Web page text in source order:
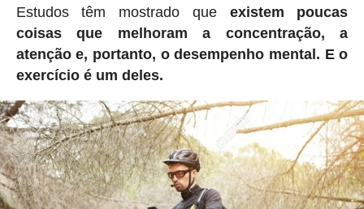
Estudos têm mostrado que existem poucas
coisas que melhoram a concentração, a
atenção e, portanto, o desempenho mental. E o
exercício é um deles.